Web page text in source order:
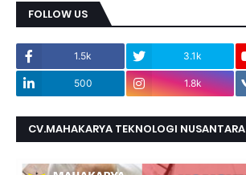
FOLLOW US
1.5k 3.1k
500 1.8k
CV.MAHAKARYA TEKNOLOGI NUSANTARA